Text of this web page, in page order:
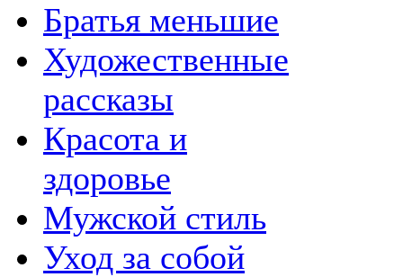
Братья меньшие
Художественные
рассказы
Красота и
здоровье
Мужской стиль
Уход за собой